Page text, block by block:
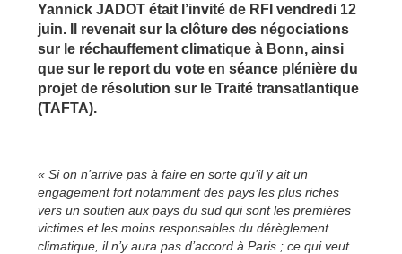
Yannick JADOT était l’invité de RFI vendredi 12
juin. Il revenait sur la clôture des négociations
sur le réchauffement climatique à Bonn, ainsi
que sur le report du vote en séance plénière du
projet de résolution sur le Traité transatlantique
(TAFTA).
« Si on n’arrive pas à faire en sorte qu’il y ait un
engagement fort notamment des pays les plus riches
vers un soutien aux pays du sud qui sont les premières
victimes et les moins responsables du dérèglement
climatique, il n’y aura pas d’accord à Paris ; ce qui veut